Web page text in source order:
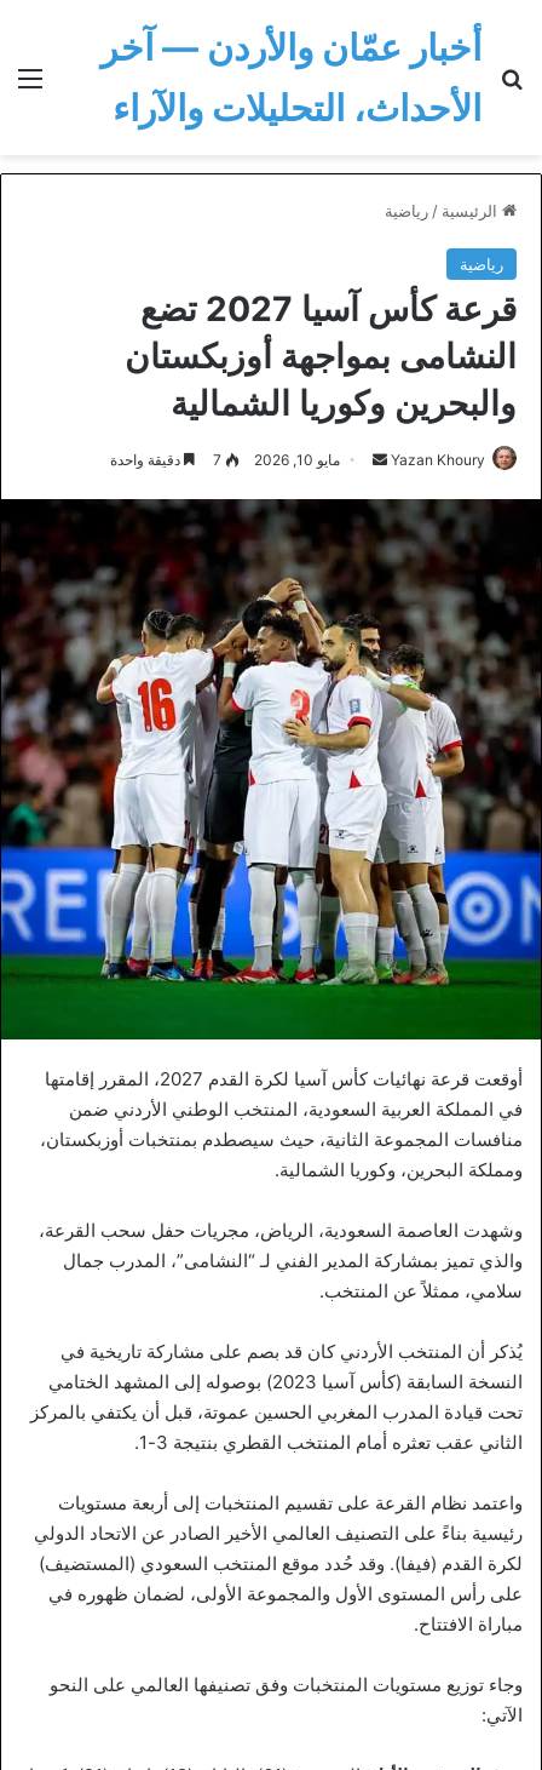
أخبار عمّان والأردن — آخر
الأحداث، التحليلات والآراء
الرئيسية / رياضية
رياضية
قرعة كأس آسيا 2027 تضع
النشامى بمواجهة أوزبكستان
والبحرين وكوريا الشمالية
Yazan Khoury
أرسل
إلكترونيا
مايو 10, 2026 7 دقيقة واحدة
أوقعت قرعة نهائيات كأس آسيا لكرة القدم 2027، المقرر إقامتها
في المملكة العربية السعودية، المنتخب الوطني الأردني ضمن
منافسات المجموعة الثانية، حيث سيصطدم بمنتخبات أوزبكستان،
ومملكة البحرين، وكوريا الشمالية.
وشهدت العاصمة السعودية، الرياض، مجريات حفل سحب القرعة،
والذي تميز بمشاركة المدير الفني لـ “النشامى”، المدرب جمال
سلامي، ممثلاً عن المنتخب.
يُذكر أن المنتخب الأردني كان قد بصم على مشاركة تاريخية في
النسخة السابقة (كأس آسيا 2023) بوصوله إلى المشهد الختامي
تحت قيادة المدرب المغربي الحسين عموتة، قبل أن يكتفي بالمركز
الثاني عقب تعثره أمام المنتخب القطري بنتيجة 3-1.
واعتمد نظام القرعة على تقسيم المنتخبات إلى أربعة مستويات
رئيسية بناءً على التصنيف العالمي الأخير الصادر عن الاتحاد الدولي
لكرة القدم (فيفا). وقد حُدد موقع المنتخب السعودي (المستضيف)
على رأس المستوى الأول والمجموعة الأولى، لضمان ظهوره في
مباراة الافتتاح.
وجاء توزيع مستويات المنتخبات وفق تصنيفها العالمي على النحو
الآتي: